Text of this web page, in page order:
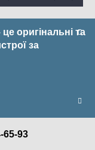
оригінальні та
за
65-93